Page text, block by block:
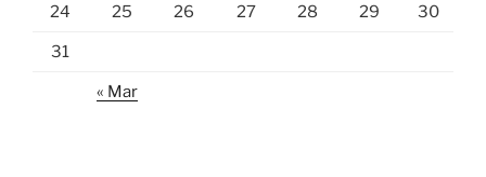
24 25 26 27 28 29 30
31
« Mar